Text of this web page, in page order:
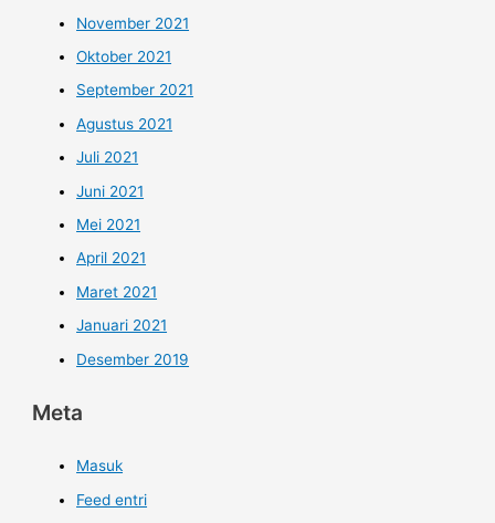
November 2021
Oktober 2021
September 2021
Agustus 2021
Juli 2021
Juni 2021
Mei 2021
April 2021
Maret 2021
Januari 2021
Desember 2019
Meta
Masuk
Feed entri